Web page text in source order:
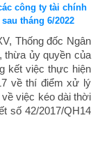
công ty tài chính
tháng 6/2022
Thống đốc Ngân
thừa ủy quyền của
kết việc thực hiện
về thí điểm xử lý
việc kéo dài thời
số 42/2017/QH14